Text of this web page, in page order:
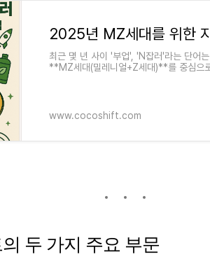
최근 몇 년 사이 '부업', 'N잡러'라는 단어
**MZ세대(밀레니얼+Z세대)**를 중심으
www.cocoshift.com
두 가지 주요 부문